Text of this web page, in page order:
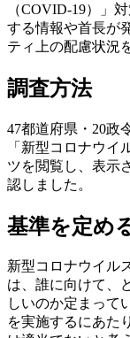
（COVID-19）」
する情報や首長が
ティ上の配慮状況
調査方法
47都道府県・20政
「新型コロナウイ
ツを閲覧し、表示
認しました。
基準を定め
新型コロナウイル
は、誰に向けて、
しいのか定まって
を実施するにあた